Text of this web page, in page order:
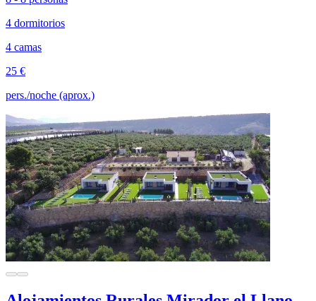
4 dormitorios
4 camas
25 €
pers./noche (aprox.)